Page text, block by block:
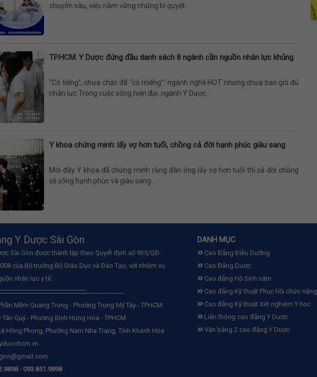
chuyên sâu, việc nắm vững những bí quyết...
TP.HCM: Y Dược đứng đầu danh sách 8 ngành cần nguồn nhân lực khủng
“Có tiếng”, chưa chắc đã “có miếng”: ngành nghề HOT nhưng chưa bao giờ đủ
nhân lực Trong cuộc sống hiện đại, ngành Y Dược...
Y khoa chứng minh: lấy vợ hơn tuổi, chồng cả đời hạnh phúc giàu sang
Mới đây Y khoa đã chứng minh rằng đàn ông lấy vợ hơn tuổi thì cả đời chồng
sẽ sống hạnh phúc và giàu sang....
Y Dược Sài Gòn
Sài Gòn được thành lập theo Quyết định số 935/QĐ-
của Bộ trưởng Bộ Giáo Dục và Đào Tạo, với nhiệm vụ
nhân lực y tế.
Mềm Quang Trung - Phường Trung Mỹ Tây - TPHCM
Tân Quý - Phường Bình Hưng Hòa - TPHCM
Hồng Phong, Phường Nam Nha Trang, Tỉnh Khánh Hòa
- 093.851.9898
DANH MỤC
Cao Đẳng Điều Dưỡng
Cao Đẳng Dược
Cao đẳng Hộ Sinh năm
Cao đẳng Kỹ thuật Phục hồi chức năng
Cao đẳng Kỹ thuật Xét nghiệm Y học
Liên thông cao đẳng Y Dược
Văn bằng 2 cao đẳng Y Dược